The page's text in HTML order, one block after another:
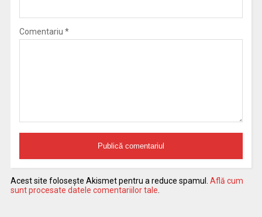
Comentariu *
Acest site folosește Akismet pentru a reduce spamul. Află cum
sunt procesate datele comentariilor tale